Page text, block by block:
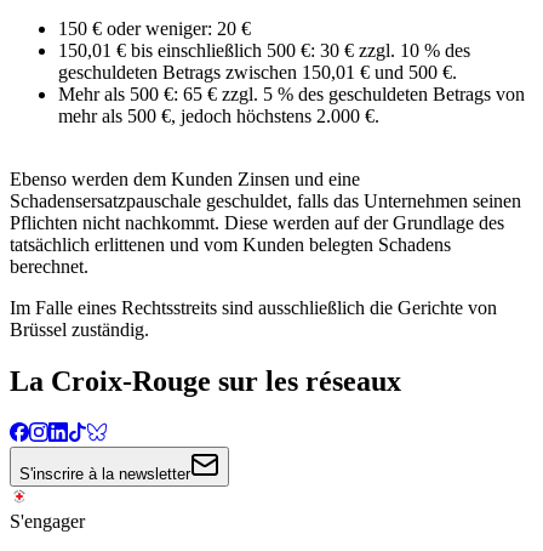
150 € oder weniger: 20 €
150,01 € bis einschließlich 500 €: 30 € zzgl. 10 % des
geschuldeten Betrags zwischen 150,01 € und 500 €.
Mehr als 500 €: 65 € zzgl. 5 % des geschuldeten Betrags von
mehr als 500 €, jedoch höchstens 2.000 €.
Ebenso werden dem Kunden Zinsen und eine
Schadensersatzpauschale geschuldet, falls das Unternehmen seinen
Pflichten nicht nachkommt. Diese werden auf der Grundlage des
tatsächlich erlittenen und vom Kunden belegten Schadens
berechnet.
Im Falle eines Rechtsstreits sind ausschließlich die Gerichte von
Brüssel zuständig.
La Croix-Rouge sur les réseaux
S'inscrire à la newsletter
S'engager